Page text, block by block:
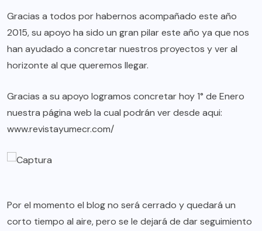
Gracias a todos por habernos acompañado este año
2015, su apoyo ha sido un gran pilar este año ya que nos
han ayudado a concretar nuestros proyectos y ver al
horizonte al que queremos llegar.
Gracias a su apoyo logramos concretar hoy 1° de Enero
nuestra página web la cual podrán ver desde aqui:
www.revistayumecr.com/
Por el momento el blog no será cerrado y quedará un
corto tiempo al aire, pero se le dejará de dar seguimiento